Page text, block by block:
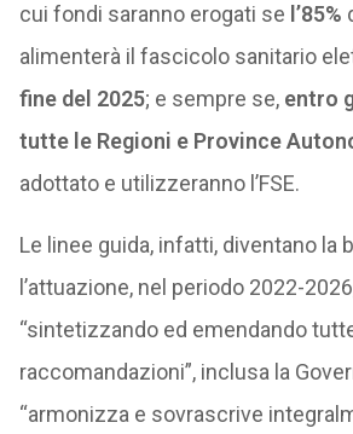
cui fondi saranno erogati se l’85%
alimenterà il fascicolo sanitario
fine del 2025; e sempre se, entro
tutte le Regioni e Province
adottato e utilizzeranno l’FSE.
Le linee guida, infatti, diventano la
l’attuazione, nel periodo 2022-
“sintetizzando ed emendando
raccomandazioni”, inclusa la
“armonizza e sovrascrive